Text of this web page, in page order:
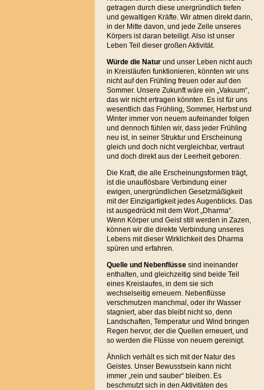
getragen durch diese unergründlich tiefen
und gewaltigen Kräfte. Wir atmen direkt darin,
in der Mitte davon, und jede Zelle unseres
Körpers ist daran beteiligt. Also ist unser
Leben Teil dieser großen Aktivität.
Würde die Naturund unser Leben nicht auch
in Kreisläufen funktionieren, könnten wir uns
nicht auf den Frühling freuen oder auf den
Sommer. Unsere Zukunft wäre ein „Vakuum“,
das wir nicht ertragen könnten. Es ist für uns
wesentlich das Frühling, Sommer, Herbst und
Winter immer von neuem aufeinander folgen
und dennoch fühlen wir, dass jeder Frühling
neu ist, in seiner Struktur und Erscheinung
gleich und doch nicht vergleichbar, vertraut
und doch direkt aus der Leerheit geboren.
Die Kraft, die alle Erscheinungsformen trägt,
ist die unauflösbare Verbindung einer
ewigen, unergründlichen Gesetzmäßigkeit
mit der Einzigartigkeit jedes Augenblicks. Das
ist ausgedrückt mit dem Wort „Dharma“.
Wenn Körper und Geist still werden in Zazen,
können wir die direkte Verbindung unseres
Lebens mit dieser Wirklichkeit des Dharma
spüren und erfahren.
Quelle und Nebenflüssesind ineinander
enthalten, und gleichzeitig sind beide Teil
eines Kreislaufes, in dem sie sich
wechselseitig erneuern. Nebenflüsse
verschmutzen manchmal, oder ihr Wasser
stagniert, aber das bleibt nicht so, denn
Landschaften, Temperatur und Wind bringen
Regen hervor, der die Quellen erneuert, und
so werden die Flüsse von neuem gereinigt.
Ähnlich verhält es sich mit der Natur des
Geistes. Unser Bewusstsein kann nicht
immer „rein und sauber“ bleiben. Es
beschmutzt sich in den Aktivitäten des